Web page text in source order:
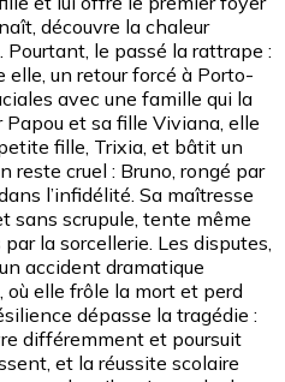
découvre la chaleur
le passé la rattrape :
un retour forcé à Porto-
avec une famille qui la
et sa fille Viviana, elle
fille, Trixia, et bâtit un
reste cruel : Bruno, rongé par
l’infidélité. Sa maîtresse
sans scrupule, tente même
la sorcellerie. Les disputes,
accident dramatique
où elle frôle la mort et perd
dépasse la tragédie :
différemment et poursuit
et la réussite scolaire